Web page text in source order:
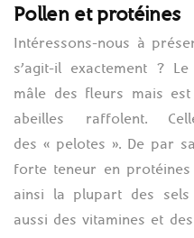
Pollen et protéines
Intéressons-nous à
s’agit-il exactement ?
mâle des fleurs mais
abeilles raffolent.
des « pelotes ». De par
forte teneur en
ainsi la plupart des sels
aussi des vitamines et